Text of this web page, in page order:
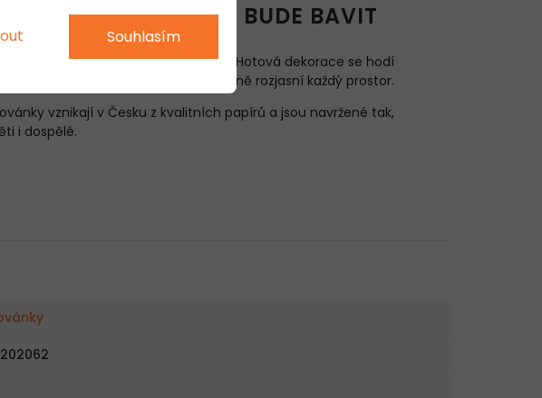
Souhlasím
DÍLO, KTERÉ VÁS BUDE BAVIT
a lepení přináší klid i radost z tvorby. Hotová dekorace se hodí
pokoje, pracovny i obýváku a zaručeně rozjasní každý prostor.
vznikají v Česku z kvalitních papírů a jsou navržené tak,
i dospělé.